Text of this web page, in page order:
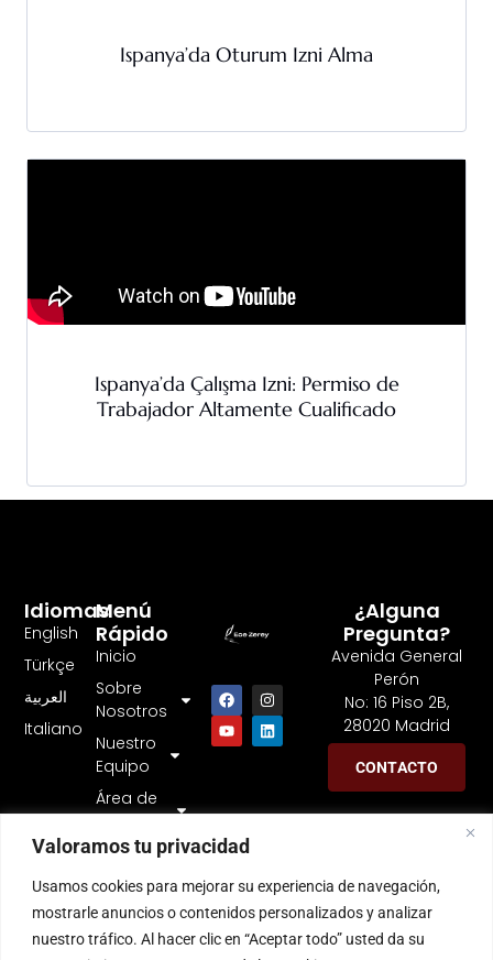
Valoramos tu privacidad
Usamos cookies para mejorar su experiencia de navegación,
mostrarle anuncios o contenidos personalizados y analizar
nuestro tráfico. Al hacer clic en “Aceptar todo” usted da su
Ispanya’da Oturum Izni Alma
Ispanya’da Çalışma Izni: Permiso de
Trabajador Altamente Cualificado
Menú
Rápido
Inicio
Sobre
Nosotros
Nuestro
Equipo
Área de
práctica
Idiomas
English
Türkçe
العربية
Italiano
¿Alguna
Pregunta?
Avenida General
Perón
No: 16 Piso 2B,
28020 Madrid
CONTACTO